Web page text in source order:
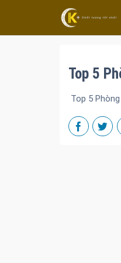
Top 5
Top 5